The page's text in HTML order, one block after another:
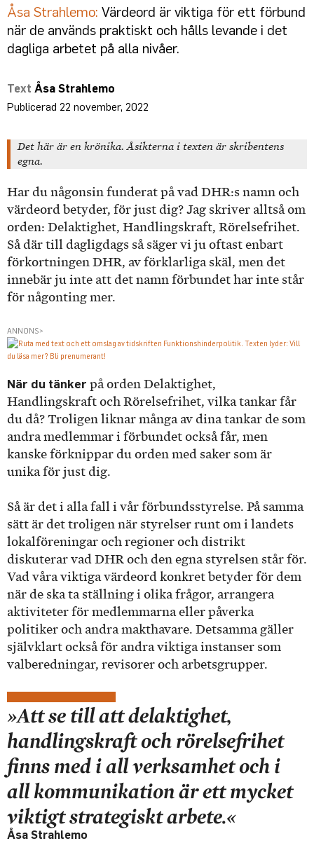
Åsa Strahlemo: Värdeord är viktiga för ett förbund
när de används praktiskt och hålls levande i det
dagliga arbetet på alla nivåer.
Åsa Strahlemo
22 november, 2022
Det här är en krönika. Åsikterna i texten är skribentens
egna.
Har du någonsin funderat på vad DHR:s namn och
värdeord betyder, för just dig? Jag skriver alltså om
orden: Delaktighet, Handlingskraft, Rörelsefrihet.
Så där till dagligdags så säger vi ju oftast enbart
förkortningen DHR, av förklarliga skäl, men det
innebär ju inte att det namn förbundet har inte står
för någonting mer.
ANNONS>
När du tänker på orden Delaktighet,
Handlingskraft och Rörelsefrihet, vilka tankar får
du då? Troligen liknar många av dina tankar de som
andra medlemmar i förbundet också får, men
kanske förknippar du orden med saker som är
unika för just dig.
Så är det i alla fall i vår förbundsstyrelse. På samma
sätt är det troligen när styrelser runt om i landets
lokalföreningar och regioner och distrikt
diskuterar vad DHR och den egna styrelsen står för.
Vad våra viktiga värdeord konkret betyder för dem
när de ska ta ställning i olika frågor, arrangera
aktiviteter för medlemmarna eller påverka
politiker och andra makthavare. Detsamma gäller
självklart också för andra viktiga instanser som
valberedningar, revisorer och arbetsgrupper.
»Att se till att delaktighet,
handlingskraft och rörelsefrihet
finns med i all verksamhet och i
all kommunikation är ett mycket
viktigt strategiskt arbete.«
Åsa Strahlemo